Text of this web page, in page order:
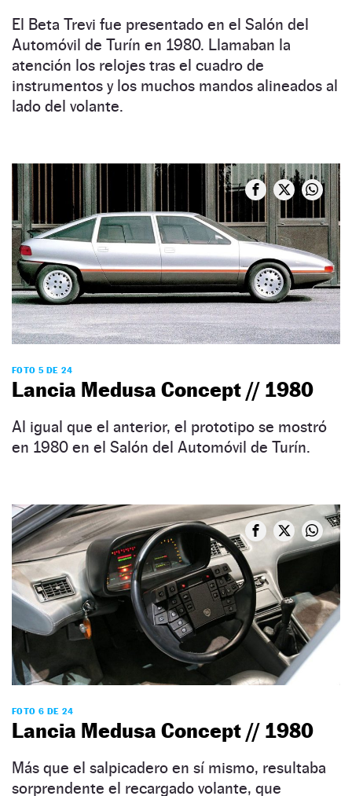
El Beta Trevi fue presentado en el Salón del
Automóvil de Turín​ en 1980. Llamaban la
atención los relojes tras el cuadro de
instrumentos y los muchos mandos alineados al
lado del volante.
FOTO 5 DE 24
Lancia Medusa Concept // 1980
Al igual que el anterior, el prototipo se mostró
en 1980 en el Salón del Automóvil de Turín.
FOTO 6 DE 24
Lancia Medusa Concept // 1980
Más que el salpicadero en sí mismo, resultaba
sorprendente el recargado volante, que